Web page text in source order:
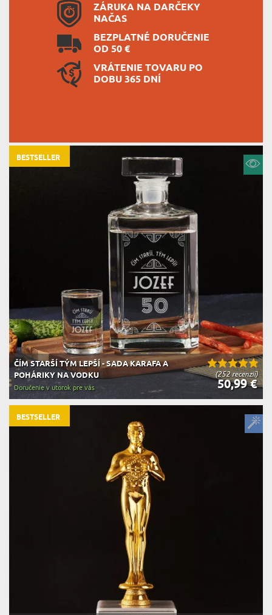
ZÁRUKA NA DARČEKY
NAČAS
BEZPLATNÉ DORUČENIE
OD 50 €
VRÁTENIE TOVARU PO
DOBU 365 DNÍ
(252 recenzií)
ČÍM STARŠÍ TÝM LEPŠÍ - SADA KARAFA A
POHÁRIKY NA VODKU
50,99 €
Doručenie v utorok pre vás
BESTSELLER
BESTSELLER